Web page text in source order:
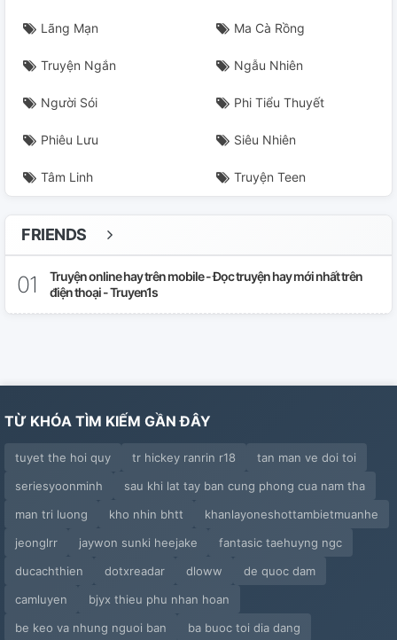
Lãng Mạn Ma Cà Rồng
Truyện Ngắn Ngẫu Nhiên
Người Sói Phi Tiểu Thuyết
Phiêu Lưu Siêu Nhiên
Tâm Linh Truyện Teen
FRIENDS
Truyện online hay trên mobile - Đọc truyện hay mới nhất trên
điện thoại - Truyen1s
TỪ KHÓA TÌM KIẾM GẦN ĐÂY
tuyet the hoi quy tr hickey ranrin r18
tan man ve doi toi
seriesyoonminh
sau khi lat tay ban cung phong cua nam tha
man tri luong
kho nhin bhtt
khanlayoneshottambietmuanhe
jeonglrr
jaywon sunki heejake
fantasic taehuyng ngc
ducachthien
dotxreadar dloww
de quoc dam
camluyen
bjyx thieu phu nhan hoan
be keo va nhung nguoi ban
ba buoc toi dia dang